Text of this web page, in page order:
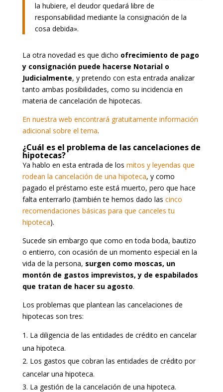
la hubiere, el deudor quedará libre de
responsabilidad mediante la consignación de la
cosa debida».
La otra novedad es que dicho ofrecimiento de pago
y consignación puede hacerse Notarial o
Judicialmente, y pretendo con esta entrada analizar
tanto ambas posibilidades, como su incidencia en
materia de cancelación de hipotecas.
En nuestra web encontrará gratuitamente información
adicional sobre el tema.
¿Cuál es el problema de las cancelaciones de
hipotecas?
Ya hablo en esta entrada de los mitos y leyendas que
rodean la cancelación de una hipoteca, y como
pagado el préstamo este está muerto, pero que hace
falta enterrarlo (también te hemos dado las cinco
recomendaciones básicas para que canceles tu
hipoteca).
Sucede sin embargo que como en toda boda, bautizo
o entierro, con ocasión de un momento especial en la
vida de la persona, surgen como moscas, un
montón de gastos imprevistos, y de espabilados
que tratan de hacer su agosto.
Los problemas que plantean las cancelaciones de
hipotecas son tres:
La diligencia de las entidades de crédito en cancelar
una hipoteca.
Los gastos que cobran las entidades de crédito por
cancelar una hipoteca.
La gestión de la cancelación de una hipoteca.